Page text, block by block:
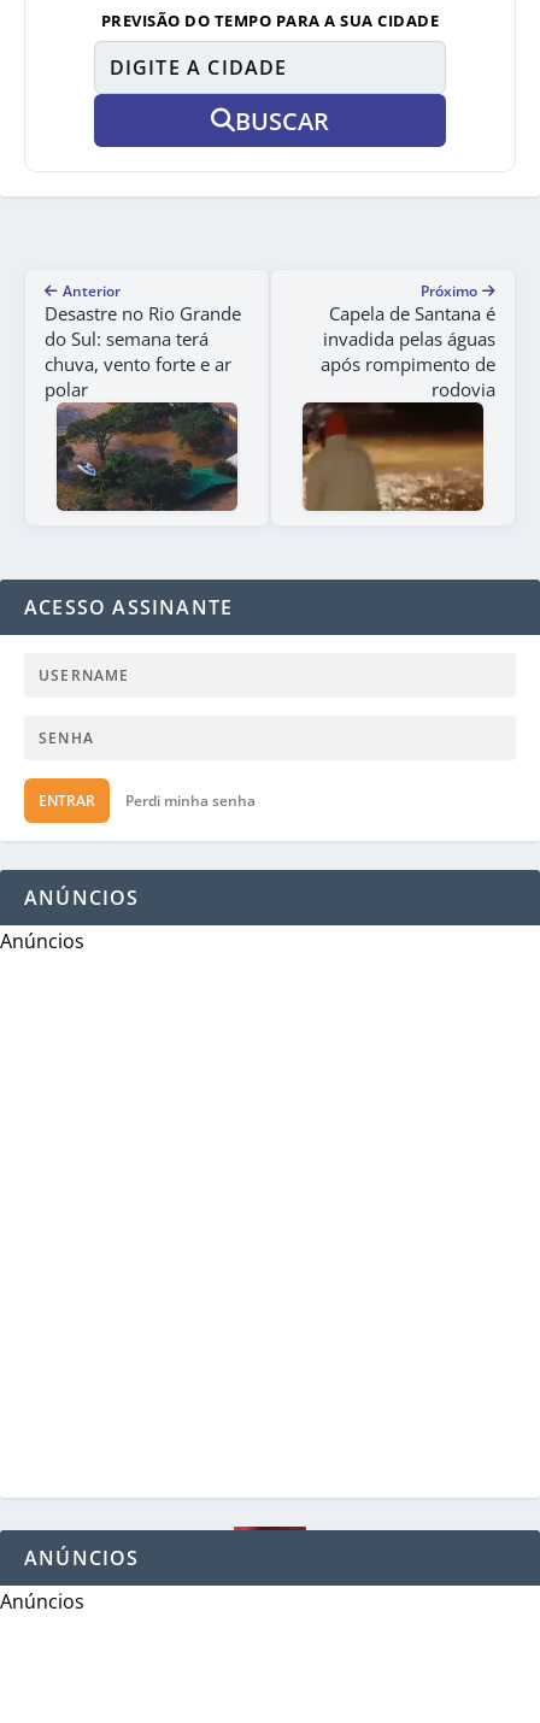
PREVISÃO DO TEMPO PARA A SUA CIDADE
BUSCAR
Anterior
Desastre no Rio Grande
do Sul: semana terá
chuva, vento forte e ar
polar
Próximo
Capela de Santana é
invadida pelas águas
após rompimento de
rodovia
ACESSO ASSINANTE
ENTRAR Perdi minha senha
ANÚNCIOS
Anúncios
ANÚNCIOS
Anúncios